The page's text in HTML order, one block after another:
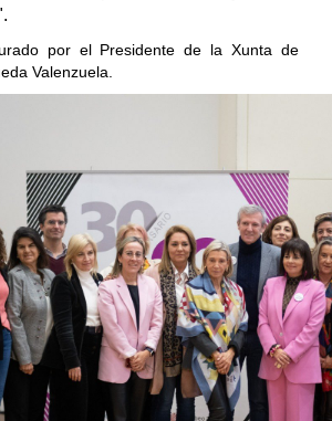
por el Presidente de la Xunta de
Valenzuela.